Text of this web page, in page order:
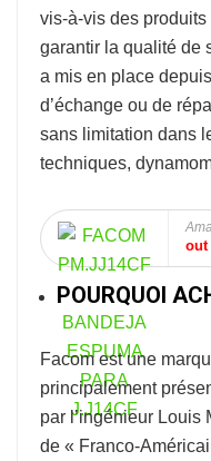
vis-à-vis des
garantir la qualité de
a mis en place
d’échange ou de
sans limitation dans
techniques,
out
POURQUOI
Facomest une
principalement
par l’ingénieur Louis
de « Franco-